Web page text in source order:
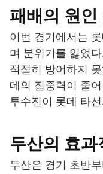
패배의 원인
이번 경기에서는
며 분위기를 잃었
적절히 방어하지
데의 집중력이 줄
투수진이 롯데 타
두산의 효
두산은 경기 초반